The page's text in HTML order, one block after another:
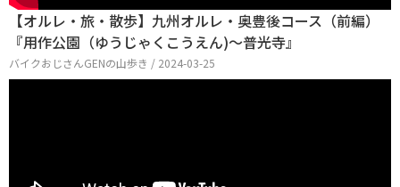
【オルレ・旅・散歩】九州オルレ・奥豊後コース（前編）
『用作公園（ゆうじゃくこうえん)〜普光寺』
バイクおじさんGENの山歩き / 2024-03-25